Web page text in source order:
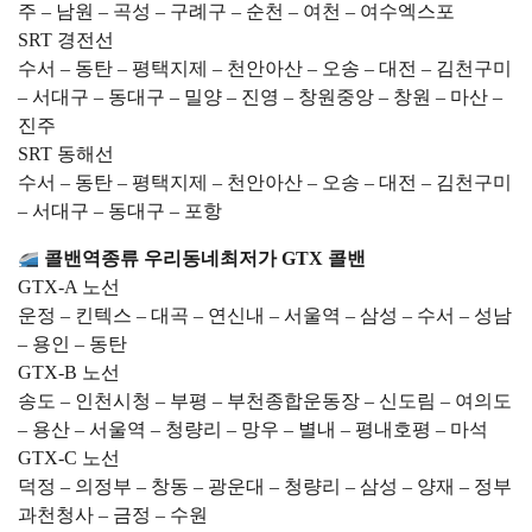
주 – 남원 – 곡성 – 구례구 – 순천 – 여천 – 여수엑스포
SRT 경전선
수서 – 동탄 – 평택지제 – 천안아산 – 오송 – 대전 – 김천구미
– 서대구 – 동대구 – 밀양 – 진영 – 창원중앙 – 창원 – 마산 –
진주
SRT 동해선
수서 – 동탄 – 평택지제 – 천안아산 – 오송 – 대전 – 김천구미
– 서대구 – 동대구 – 포항
콜밴역종류 우리동네최저가 GTX 콜밴
GTX-A 노선
운정 – 킨텍스 – 대곡 – 연신내 – 서울역 – 삼성 – 수서 – 성남
– 용인 – 동탄
GTX-B 노선
송도 – 인천시청 – 부평 – 부천종합운동장 – 신도림 – 여의도
– 용산 – 서울역 – 청량리 – 망우 – 별내 – 평내호평 – 마석
GTX-C 노선
덕정 – 의정부 – 창동 – 광운대 – 청량리 – 삼성 – 양재 – 정부
과천청사 – 금정 – 수원